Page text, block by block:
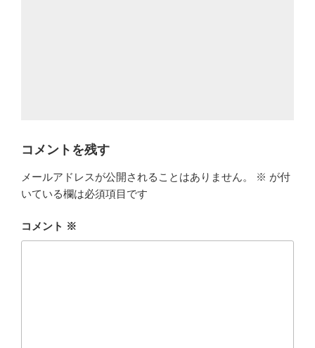
コメントを残す
メールアドレスが公開されることはありません。 ※ が付
いている欄は必須項目です
コメント ※